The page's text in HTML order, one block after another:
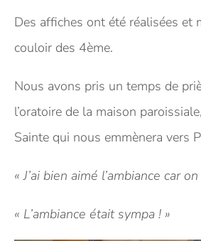
Des affiches ont été réalisées et
couloir des 4ème.
Nous avons pris un temps de
l’oratoire de la maison
Sainte qui nous emmènera vers
« J’ai bien aimé l’ambiance car
« L’ambiance était sympa ! »